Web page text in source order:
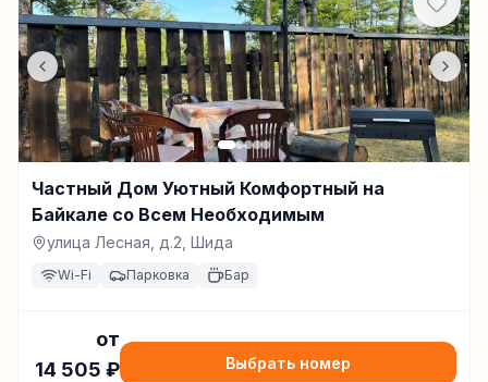
Частный Дом Уютный Комфортный на
Байкале со Всем Необходимым
улица Лесная, д.2, Шида
Wi-Fi Парковка Бар
от
14 505 ₽ Выбрать номер